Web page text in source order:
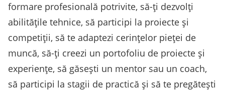
formare profesională potrivite, să-ți dezvolți
abilitățile tehnice, să participi la proiecte și
competiții, să te adaptezi cerințelor pieței de
muncă, să-ți creezi un portofoliu de proiecte și
experiențe, să găsești un mentor sau un coach,
să participi la stagii de practică și să te pregătești